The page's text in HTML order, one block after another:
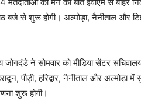
बजे से शुरू होगी। अल्मोड़ा, नैनीताल और
जोगदंडे ने सोमवार को मीडिया सेंटर
पौड़ी, हरिद्वार, नैनीताल और
शुरू होगी।